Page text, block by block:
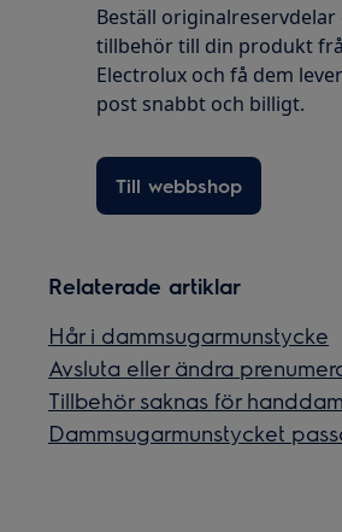
Beställ originalreservdelar
tillbehör till din produkt
Electrolux och få dem
post snabbt och billigt.
Till webbshop
Relaterade artiklar
Hår i dammsugarmunstycke
Avsluta eller ändra
Tillbehör saknas för
Dammsugarmunstycket